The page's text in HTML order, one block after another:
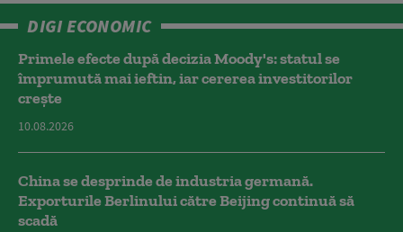
DIGI ECONOMIC
Primele efecte după decizia Moody's: statul se
împrumută mai ieftin, iar cererea investitorilor
crește
10.08.2026
China se desprinde de industria germană.
Exporturile Berlinului către Beijing continuă să
scadă